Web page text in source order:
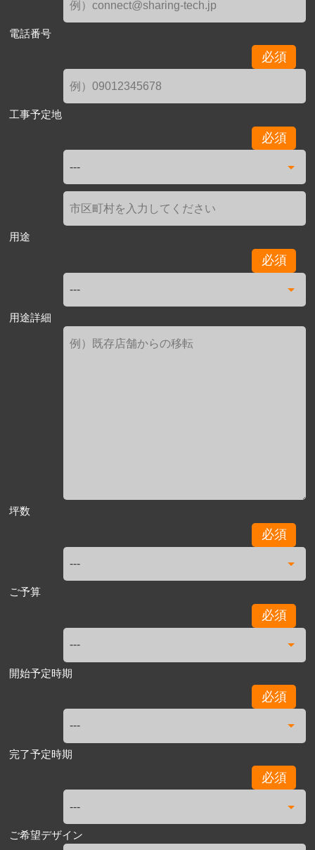
電話番号
必須
工事予定地
必須
用途
必須
用途詳細
坪数
必須
ご予算
必須
開始予定時期
必須
完了予定時期
必須
ご希望デザイン